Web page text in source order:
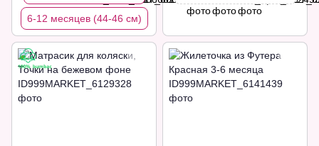
6-12 месяцев (44-46 см)